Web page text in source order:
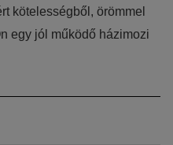
kötelességből, örömmel
egy jól működő házimozi